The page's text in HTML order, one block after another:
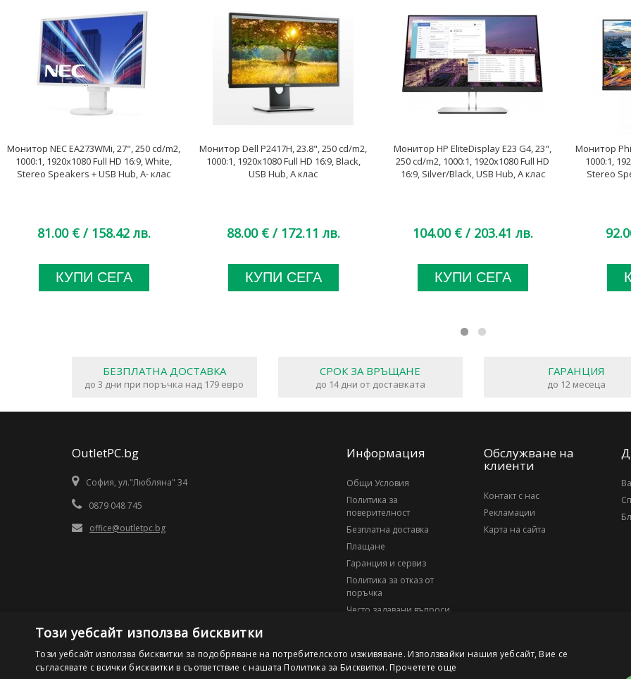
Монитор NEC EA273WMi, 27", 250 cd/m2,
1000:1, 1920x1080 Full HD 16:9, White,
Stereo Speakers + USB Hub, A- клас
81.00 €/ 158.42 лв.
КУПИ СЕГА
Монитор Dell P2417H, 23.8", 250 cd/m2,
1000:1, 1920x1080 Full HD 16:9, Black,
USB Hub, A клас
88.00 €/ 172.11 лв.
КУПИ СЕГА
Монитор HP EliteDisplay E23 G4, 23",
250 cd/m2, 1000:1, 1920x1080 Full HD
16:9, Silver/Black, USB Hub, A клас
104.00 €/ 203.41 лв.
КУПИ СЕГА
Монитор
1000:1,
Stereo
БЕЗПЛАТНА ДОСТАВКА
до 3 дни при поръчка над 179 евро
СРОК ЗА ВРЪЩАНЕ
до 14 дни от доставката
ГАРАНЦИЯ
до 12 месеца
OutletPC.bg
София, ул."Любляна" 34
0879 048 745
office@outletpc.bg
Информация
Общи Условия
Политика за
поверителност
Безплатна доставка
Плащане
Гаранция и сервиз
Политика за отказ от
поръчка
Често задавани въпроси
Обслужване на
клиенти
Контакт с нас
Рекламации
Карта на сайта
Този уебсайт използва бисквитки
Този уебсайт използва бисквитки за подобряване на потребителското изживяване. Използвайки нашия уебсайт, Вие се
съгласявате с всички бисквитки в съответствие с нашата Политика за Бисквитки. Прочетете още